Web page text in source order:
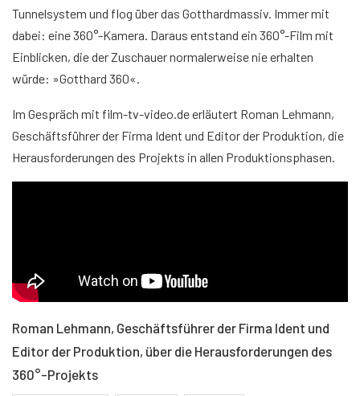
Tunnelsystem und flog über das Gotthardmassiv. Immer mit
dabei: eine 360°-Kamera. Daraus entstand ein 360°-Film mit
Einblicken, die der Zuschauer normalerweise nie erhalten
würde: »Gotthard 360«.
Im Gespräch mit film-tv-video.de erläutert Roman Lehmann,
Geschäftsführer der Firma Ident und Editor der Produktion, die
Herausforderungen des Projekts in allen Produktionsphasen.
Roman Lehmann, Geschäftsführer der Firma Ident und
Editor der Produktion, über die Herausforderungen des
360°-Projekts